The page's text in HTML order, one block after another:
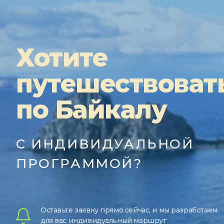
Хотите
по Байкалу
С ИНДИВИДУАЛЬНОЙ
ПРОГРАММОЙ?
Оставьте заявку прямо сейчас, и мы разработаем
для вас индивидуальный маршрут